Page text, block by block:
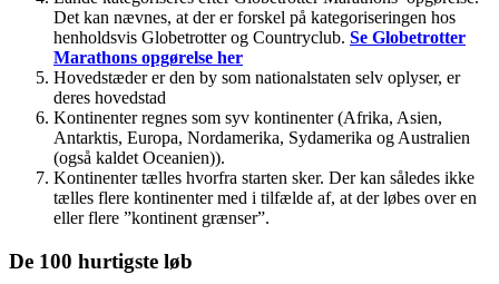
Det kan nævnes, at der er forskel på kategoriseringen hos
henholdsvis Globetrotter og Countryclub. Se Globetrotter
Marathons opgørelse her
Hovedstæder er den by som nationalstaten selv oplyser, er
deres hovedstad
Kontinenter regnes som syv kontinenter (Afrika, Asien,
Antarktis, Europa, Nordamerika, Sydamerika og Australien
(også kaldet Oceanien)).
Kontinenter tælles hvorfra starten sker. Der kan således ikke
tælles flere kontinenter med i tilfælde af, at der løbes over en
eller flere ”kontinent grænser”.
De 100 hurtigste løb